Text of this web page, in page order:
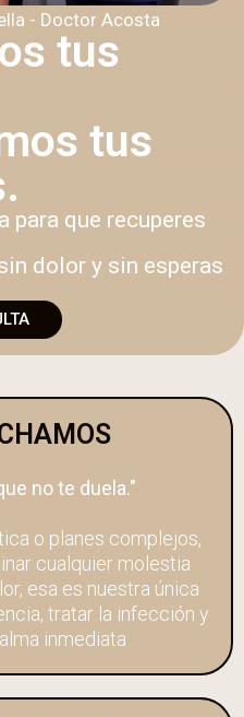
- Doctor Acosta
tus
tus
para que recuperes
dolor y sin esperas
no te duela."
o planes complejos,
cualquier molestia
esa es nuestra única
tratar la infección y
inmediata